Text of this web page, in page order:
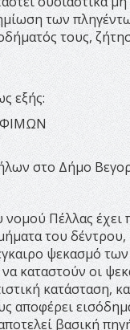
των
τους,
εξής:
στο Δήμο
Πέλλας έχει
του
ψεκασμό
καταστούν οι
κατάσταση,
αποφέρει
βασική